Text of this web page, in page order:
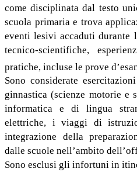
come disciplinata dal testo
scuola primaria e trova
eventi lesivi accaduti durante
tecnico-scientifiche,
pratiche, incluse le prove
Sono considerate
ginnastica (scienze motorie e
informatica e di lingua
elettriche, i viaggi di
integrazione della
dalle scuole nell’ambito
Sono esclusi gli infortuni in